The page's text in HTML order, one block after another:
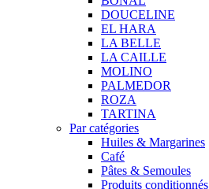
DOUCELINE
EL HARA
LA BELLE
LA CAILLE
MOLINO
PALMEDOR
ROZA
TARTINA
Par catégories
Huiles & Margarines
Café
Pâtes & Semoules
Produits conditionnés